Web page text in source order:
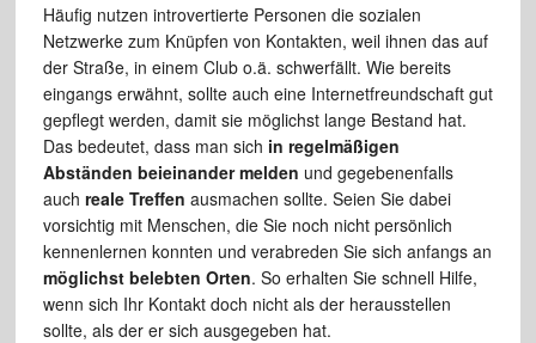
Häufig nutzen introvertierte Personen die sozialen
Netzwerke zum Knüpfen von Kontakten, weil ihnen das auf
der Straße, in einem Club o.ä. schwerfällt. Wie bereits
eingangs erwähnt, sollte auch eine Internetfreundschaft gut
gepflegt werden, damit sie möglichst lange Bestand hat.
Das bedeutet, dass man sich in regelmäßigen
Abständen beieinander melden und gegebenenfalls
auch reale Treffen ausmachen sollte. Seien Sie dabei
vorsichtig mit Menschen, die Sie noch nicht persönlich
kennenlernen konnten und verabreden Sie sich anfangs an
möglichst belebten Orten. So erhalten Sie schnell Hilfe,
wenn sich Ihr Kontakt doch nicht als der herausstellen
sollte, als der er sich ausgegeben hat.